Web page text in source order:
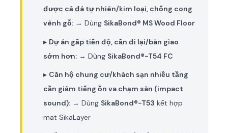
được cả đá tự nhiên/kim loại, chống cong
vênh gỗ: → Dùng SikaBond® MS Wood Floor
▸ Dự án gấp tiến độ, cần đi lại/bàn giao
sớm hơn: → Dùng SikaBond®-T54 FC
▸ Căn hộ chung cư/khách sạn nhiều tầng
cần giảm tiếng ồn va chạm sàn (impact
sound): → Dùng SikaBond®-T53 kết hợp
mat SikaLayer